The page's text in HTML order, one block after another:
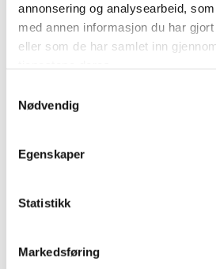
annonsering og analysearbeid,
med annen informasjon du har
eller som de har samlet inn
Nødvendig
Egenskaper
Statistikk
Markedsføring
Utvikle og forbedre nettstedet
anvendes.
Gjøre det mulig for systemet å
Iblant anvender vi
firma for å gjøre
Slik forhindrer du at
lagres